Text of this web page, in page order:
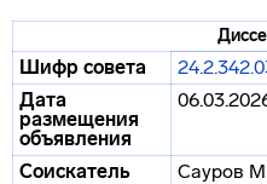
Шифр совета
Дата
размещения
объявления
Соискатель
Сауров